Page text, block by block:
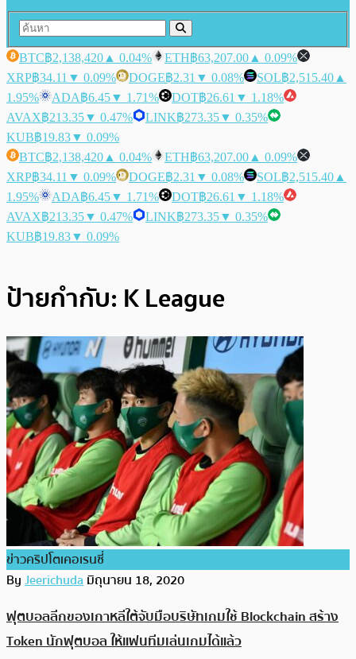
BTC฿2,138,420 ▲ 0.04% ETH฿63,207.00 ▲ 0.09%
XRP฿34.11 ▼ 0.09% DOGE฿2.31 ▼ 0.08% SOL฿2,515.40 ▲
1.95%
ADA฿6.45▼ 1.71% DOT฿26.61 ▼ 1.18%
AVAX฿213.35▼ 0.47% LINK฿273.35▼ 0.35%
KUB฿19.83▼ 0.09%
BTC฿2,138,420 ▲ 0.04% ETH฿63,207.00 ▲ 0.09%
XRP฿34.11 ▼ 0.09% DOGE฿2.31 ▼ 0.08% SOL฿2,515.40 ▲
1.95%
ADA฿6.45▼ 1.71% DOT฿26.61 ▼ 1.18%
AVAX฿213.35▼ 0.47% LINK฿273.35▼ 0.35%
KUB฿19.83▼ 0.09%
ป้ายกำกับ: K League
ข่าวคริปโตเคอเรนซี่
ByJeerichudaมิถุนายน 18, 2020
ฟุตบอลลีกของเกาหลีใต้จับมือบริษัทเกมใช้ Blockchain สร้าง
Token นักฟุตบอล ให้แฟนทีมเล่นเกมได้แล้ว